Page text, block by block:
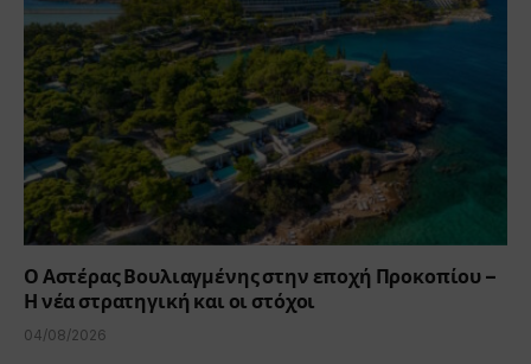
Ο Αστέρας Βουλιαγμένης στην εποχή Προκοπίου –
Η νέα στρατηγική και οι στόχοι
04/08/2026